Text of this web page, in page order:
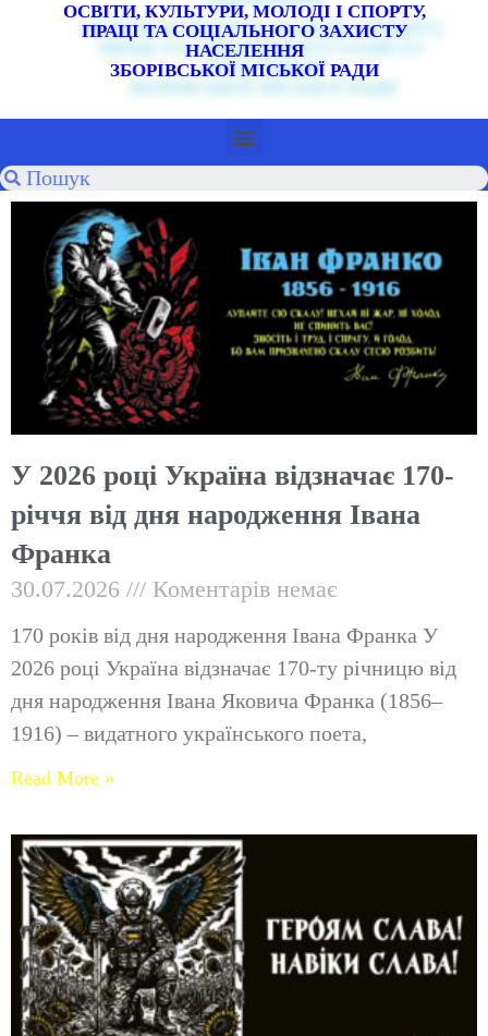
ОСВІТИ, КУЛЬТУРИ, МОЛОДІ І СПОРТУ,
ПРАЦІ ТА СОЦІАЛЬНОГО ЗАХИСТУ
НАСЕЛЕННЯ
ЗБОРІВСЬКОЇ МІСЬКОЇ РАДИ
У 2026 році Україна відзначає 170-
річчя від дня народження Івана
Франка
30.07.2026 Коментарів немає
170 років від дня народження Івана Франка У
2026 році Україна відзначає 170-ту річницю від
дня народження Івана Яковича Франка (1856–
1916) – видатного українського поета,
Read More »